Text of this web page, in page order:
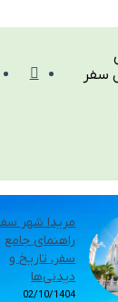
سفر
مریدا شهر
راهنمای جامع
سفر، تاریخ و
دیدنی‌ها
02/10/1404